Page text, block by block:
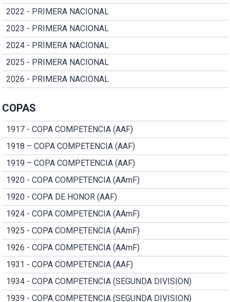
2022 - PRIMERA NACIONAL
2023 - PRIMERA NACIONAL
2024 - PRIMERA NACIONAL
2025 - PRIMERA NACIONAL
2026 - PRIMERA NACIONAL
COPAS
1917 - COPA COMPETENCIA (AAF)
1918 – COPA COMPETENCIA (AAF)
1919 – COPA COMPETENCIA (AAF)
1920 - COPA COMPETENCIA (AAmF)
1920 - COPA DE HONOR (AAF)
1924 - COPA COMPETENCIA (AAmF)
1925 - COPA COMPETENCIA (AAmF)
1926 - COPA COMPETENCIA (AAmF)
1931 - COPA COMPETENCIA (AAF)
1934 - COPA COMPETENCIA (SEGUNDA DIVISION)
1939 - COPA COMPETENCIA (SEGUNDA DIVISION)